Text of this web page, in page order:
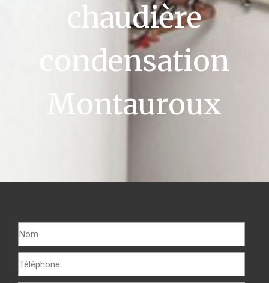
chaudière
condensation
Montauroux